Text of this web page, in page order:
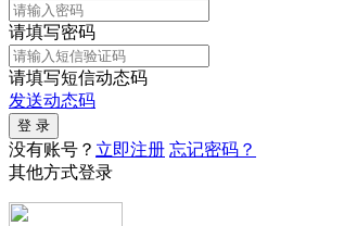
请填写密码
请填写短信动态码
发送动态码
没有账号？ 立即注册 忘记密码？
其他方式登录